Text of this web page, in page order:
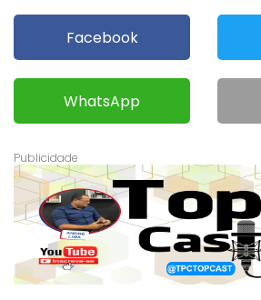
Facebook
WhatsApp